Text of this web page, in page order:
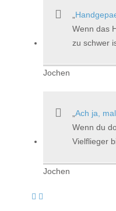
Wenn das
zu schwer
Jochen
Ach ja,
Wenn du
Vielflieger
Jochen